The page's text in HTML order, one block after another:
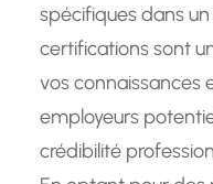
spécifiques dans
certifications sont
vos connaissances
employeurs
crédibilité